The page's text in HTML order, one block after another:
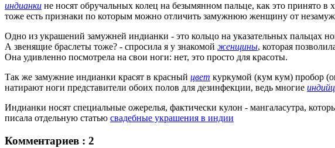
индианки не носят обручальных колец на безымянном пальце, как это принято
тоже есть признаки по которым можно отличить замужнюю женщину от
Одно из украшений замужней индианки - это кольцо на указательных пальцах
А звенящие браслеты тоже? - спросила я у знакомой женщины, которая
Она удивленно посмотрела на свои ноги: нет, это просто для красоты.
Так же замужние индианки красят в красный цвет куркумой (кум кум) пробор
натирают ноги представители обоих полов для дезинфекции, ведь многие
Индианки носят специальные ожерелья, фактически кулон - мангаласутра,
писала отдельную статью свадебные украшения в индии
Комментариев : 2